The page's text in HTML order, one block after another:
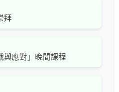
拜
應對」晚間課程